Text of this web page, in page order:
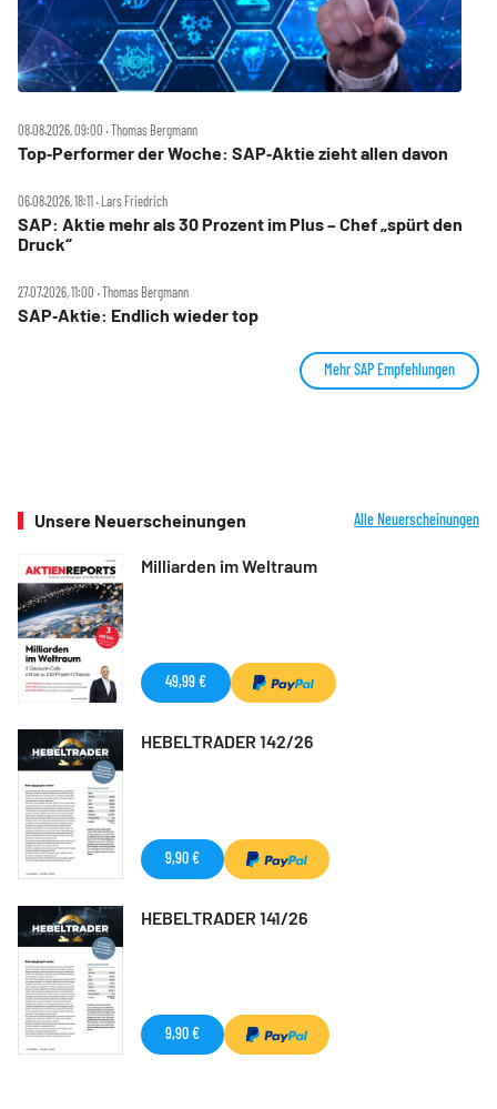
08.08.2026, 09:00 ‧ Thomas Bergmann
Top‑Performer der Woche: SAP‑Aktie zieht allen davon
06.08.2026, 18:11 ‧ Lars Friedrich
SAP: Aktie mehr als 30 Prozent im Plus – Chef „spürt den
Druck“
27.07.2026, 11:00 ‧ Thomas Bergmann
SAP‑Aktie: Endlich wieder top
Mehr SAP Empfehlungen
Unsere Neuerscheinungen Alle Neuerscheinungen
Milliarden im Weltraum
49,99 €
HEBELTRADER 142/26
9,90 €
HEBELTRADER 141/26
9,90 €